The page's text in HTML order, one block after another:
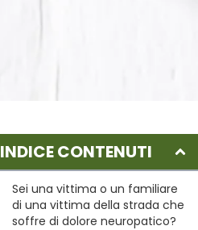
INDICE CONTENUTI
Sei una vittima o un familiare
di una vittima della strada che
soffre di dolore neuropatico?